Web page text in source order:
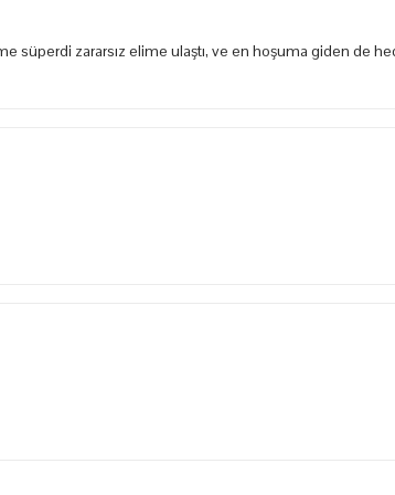
zararsız elime ulaştı, ve en hoşuma giden de